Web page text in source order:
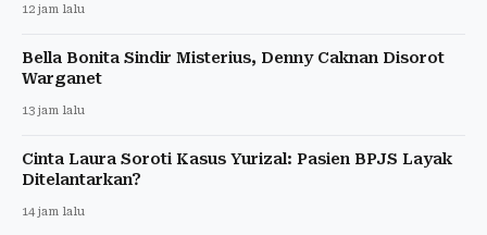
12 jam lalu
Bella Bonita Sindir Misterius, Denny Caknan Disorot
Warganet
13 jam lalu
Cinta Laura Soroti Kasus Yurizal: Pasien BPJS Layak
Ditelantarkan?
14 jam lalu